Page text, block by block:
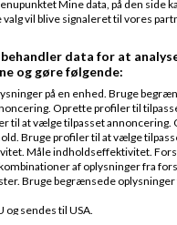
Danløn
sikkert
konto.
med
Mine data, på den side
vil blive signaleret til vores
data for at
og gøre følgende:
på en enhed. Bruge
Oprette profiler til
til at vælge tilpasset annoncering.
Bruge profiler til at vælge
Måle indholdseffektivitet.
af oplysninger fra
Bruge begrænsede
og sendes til USA.